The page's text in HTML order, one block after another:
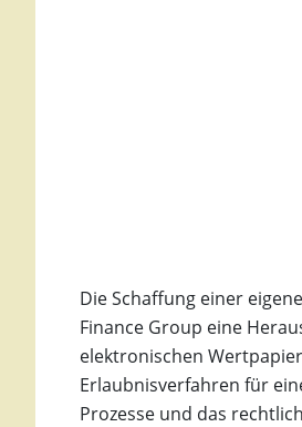
Die Schaffung einer
Finance Group eine
elektronischen
Erlaubnisverfahren für
Prozesse und das